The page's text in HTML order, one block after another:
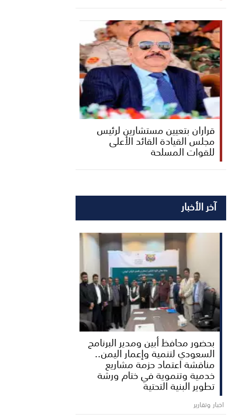
قراران بتعيين مستشارين لرئيس
مجلس القيادة القائد الأعلى
للقوات المسلحة
آخر الأخبار
بحضور محافظ أبين ومدير البرنامج
السعودي لتنمية وإعمار اليمن..
مناقشة اعتماد حزمة مشاريع
خدمية وتنموية في ختام ورشة
تطوير البنية التحتية
اخبار وتقارير